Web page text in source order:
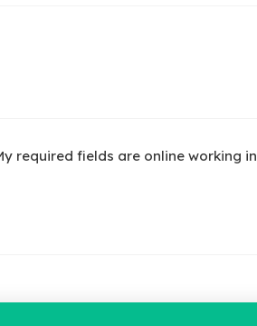
required fields are online working in